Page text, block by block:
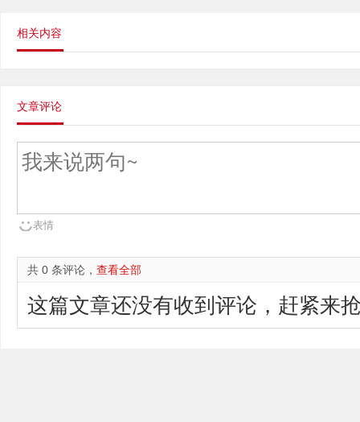
相关内容
文章评论
表情
共 0 条评论， 查看全部
这篇文章还没有收到评论，赶紧来